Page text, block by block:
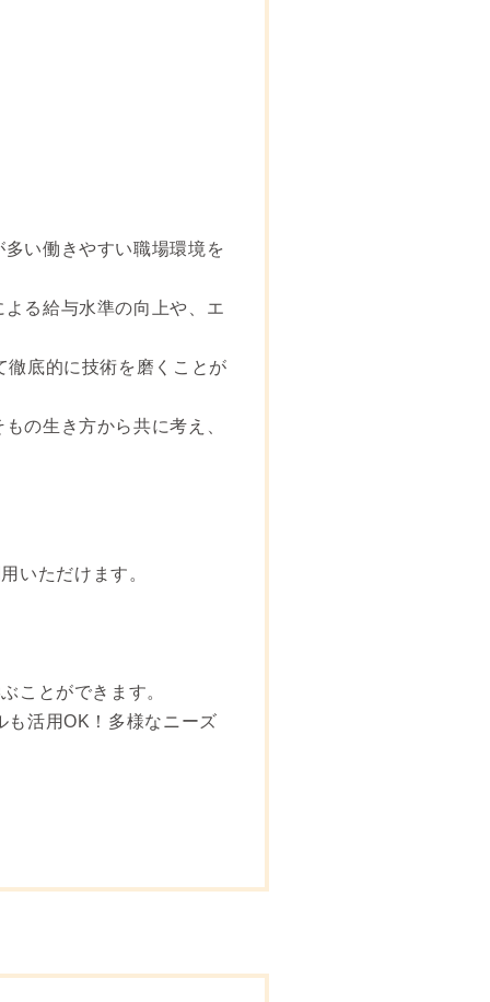
い働きやすい職場環境を
る給与水準の向上や、エ
底的に技術を磨くことが
の生き方から共に考え、
いただけます。
ことができます。
も活用OK！多様なニーズ